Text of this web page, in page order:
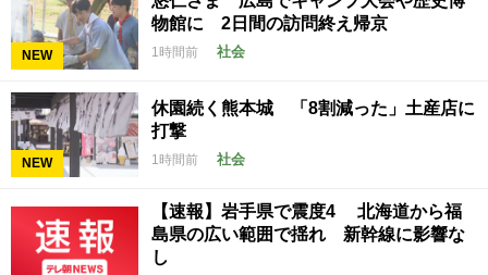
NEW
物館に 2日間の訪問終え帰京
1時間前 社会
NEW
休園続く熊本城 「8割減った」土産店に
打撃
1時間前 社会
【速報】岩手県で震度4 北海道から福
島県の広い範囲で揺れ 新幹線に影響な
し